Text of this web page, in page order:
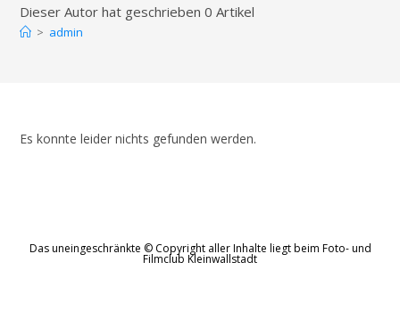
Dieser Autor hat geschrieben 0 Artikel
> admin
Es konnte leider nichts gefunden werden.
Das uneingeschränkte © Copyright aller Inhalte liegt beim Foto- und
Filmclub Kleinwallstadt